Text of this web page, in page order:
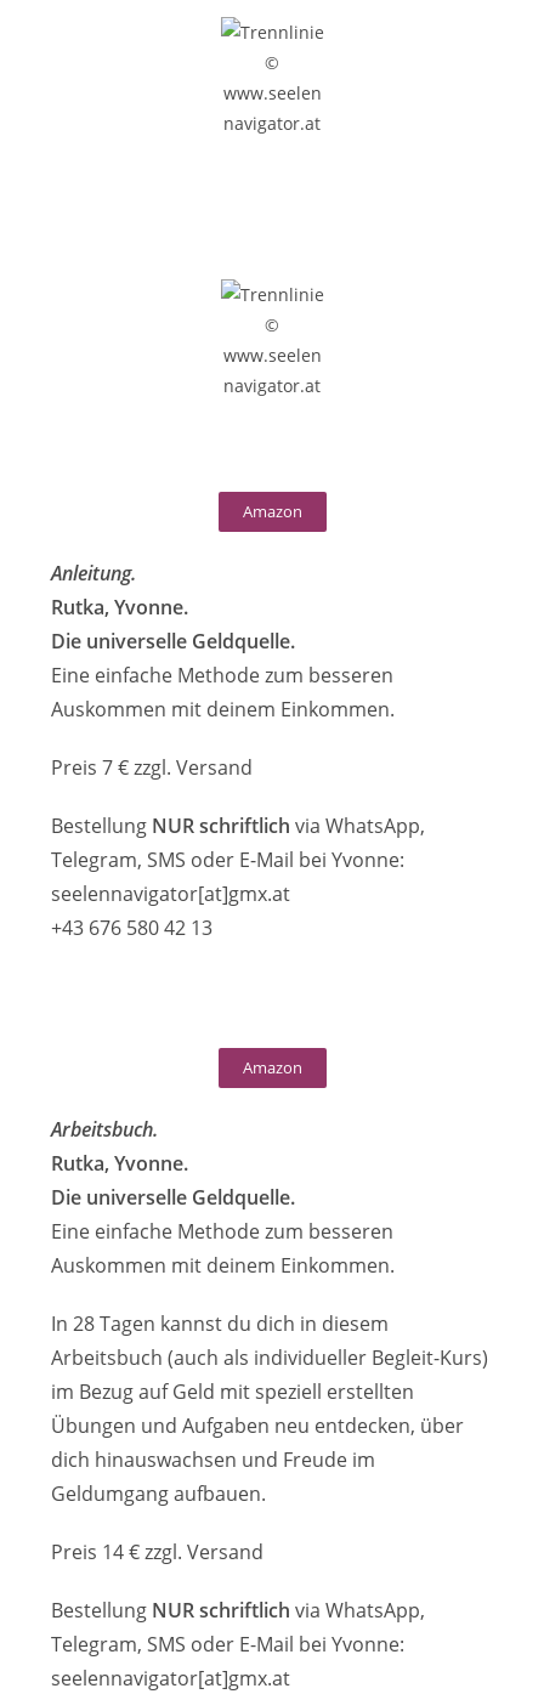
Amazon
Anleitung.
Rutka, Yvonne.
Die universelle Geldquelle.
Eine einfache Methode zum besseren
Auskommen mit deinem Einkommen.
Preis 7 € zzgl. Versand
Bestellung NUR schriftlich via WhatsApp,
Telegram, SMS oder E-Mail bei Yvonne:
seelennavigator[at]gmx.at
+43 676 580 42 13
Amazon
Arbeitsbuch.
Rutka, Yvonne.
Die universelle Geldquelle.
Eine einfache Methode zum besseren
Auskommen mit deinem Einkommen.
In 28 Tagen kannst du dich in diesem
Arbeitsbuch (auch als individueller Begleit-Kurs)
im Bezug auf Geld mit speziell erstellten
Übungen und Aufgaben neu entdecken, über
dich hinauswachsen und Freude im
Geldumgang aufbauen.
Preis 14 € zzgl. Versand
Bestellung NUR schriftlich via WhatsApp,
Telegram, SMS oder E-Mail bei Yvonne:
seelennavigator[at]gmx.at